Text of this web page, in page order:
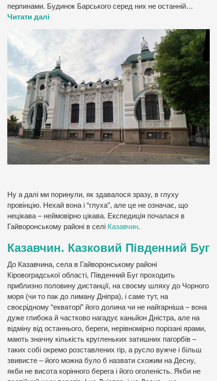
перлинами. Будинок Барського серед них не останній…
Читати далі
Ну а далі ми поринули, як здавалося зразу, в глуху
провінцію. Нехай вона і “глуха”, але це не означає, що
нецікава – неймовірно цікава. Експедиція почалася в
Гайворонському районі в селі Казавчин.
Казавчин. Казковий Південний Буг
До Казавчина, села в Гайворонському районі
Кіровоградської області, Південний Буг проходить
приблизно половину дистанції, на своєму шляху до Чорного
моря (чи то пак до лиману Дніпра), і саме тут, на
своєрідному “екваторі” його долина чи не найгарніша – вона
дуже глибока й частково нагадує каньйон Дністра, але на
відміну від останнього, береги, нерівномірно порізані ярами,
мають значну кількість кругленьких затишних пагорбів –
таких собі окремо розставлених гір, а русло вужче і більш
звивисте – його можна було б назвати схожим на Десну,
якби не висота корінного берега і його оголеність. Якби не